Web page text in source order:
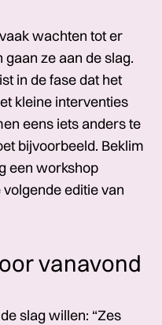
wachten tot er
ze aan de slag.
in de fase dat het
kleine interventies
eens iets anders te
bijvoorbeeld. Beklim
een workshop
editie van
vanavond
slag willen: “Zes